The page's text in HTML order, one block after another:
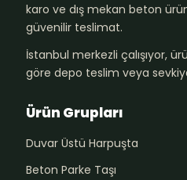
karo ve dış mekan beton
güvenilir teslimat.
İstanbul merkezli çalışıyor,
göre depo teslim veya
Ürün Grupları
Duvar Üstü Harpuşta
Beton Parke Taşı